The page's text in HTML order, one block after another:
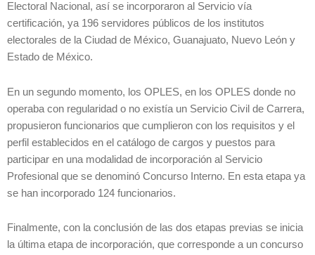
Electoral Nacional, así se incorporaron al Servicio vía
certificación, ya 196 servidores públicos de los institutos
electorales de la Ciudad de México, Guanajuato, Nuevo León y
Estado de México.
En un segundo momento, los OPLES, en los OPLES donde no
operaba con regularidad o no existía un Servicio Civil de Carrera,
propusieron funcionarios que cumplieron con los requisitos y el
perfil establecidos en el catálogo de cargos y puestos para
participar en una modalidad de incorporación al Servicio
Profesional que se denominó Concurso Interno. En esta etapa ya
se han incorporado 124 funcionarios.
Finalmente, con la conclusión de las dos etapas previas se inicia
la última etapa de incorporación, que corresponde a un concurso